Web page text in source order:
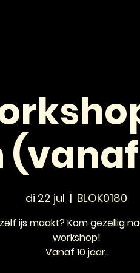
di 22 jul
  |
BLOK0180
ijs maakt? Kom gezellig
workshop!
Vanaf 10 jaar.